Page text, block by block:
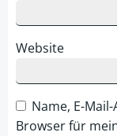
Website
Name, E-
Browser für